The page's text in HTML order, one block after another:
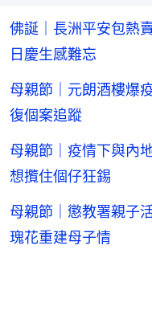
佛誕｜長洲平安包熱
日慶生感難忘
母親節｜元朗酒樓
復個案追蹤
母親節｜疫情下與內
想攬住個仔狂錫
母親節｜懲教署親子
瑰花重建母子情